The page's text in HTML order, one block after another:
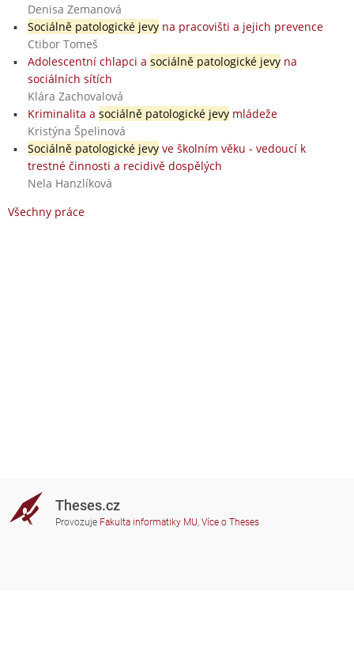
Denisa Zemanová
Sociálně patologické jevyna pracovišti a jejich prevence
Ctibor Tomeš
Adolescentní chlapci a sociálně patologické jevyna
sociálních sítích
Klára Zachovalová
Kriminalita a sociálně patologické jevymládeže
Kristýna Špelinová
Sociálně patologické jevyve školním věku - vedoucí k
trestné činnosti a recidivě dospělých
Nela Hanzlíková
Všechny práce
Theses.cz
Provozuje Fakulta informatiky MU, Více o Theses